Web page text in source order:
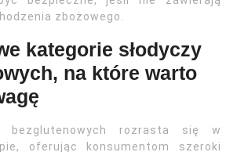
zbożowego.
kategorie słodyczy
na które warto
bezglutenowych rozrasta się w
oferując konsumentom szeroki